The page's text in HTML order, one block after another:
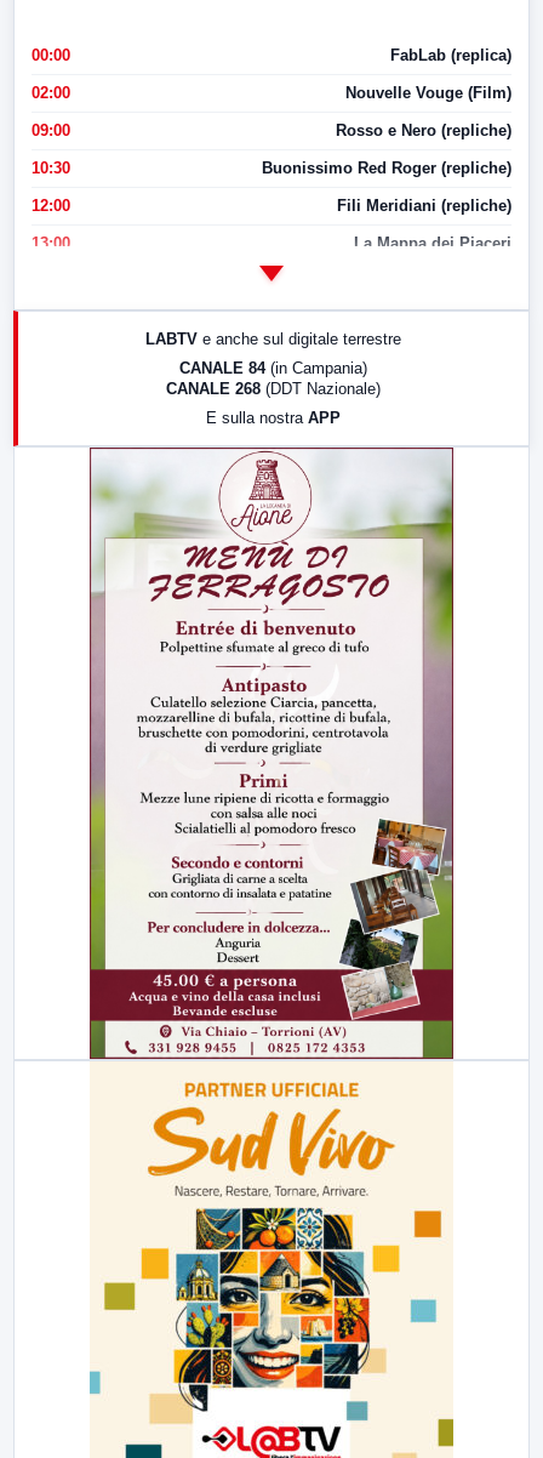
00:00 FabLab (replica)
02:00 Nouvelle Vouge (Film)
09:00 Rosso e Nero (repliche)
10:30 Buonissimo Red Roger (repliche)
12:00 Fili Meridiani (repliche)
13:00 La Mappa dei Piaceri
LABTV e anche sul digitale terrestre
CANALE 84 (in Campania)
CANALE 268 (DDT Nazionale)
E sulla nostra APP